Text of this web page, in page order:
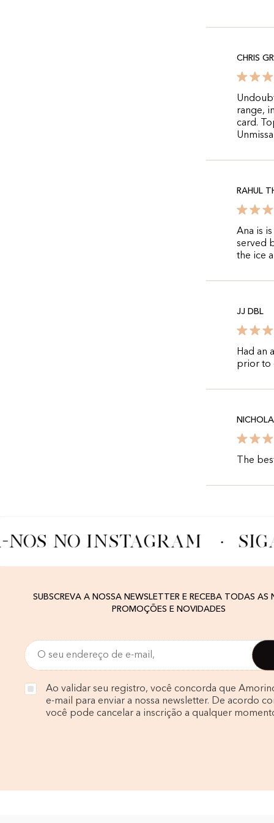
CHRIS
range,
card.
RAHUL
Ana is
served
the ice
JJ DBL
Had an
prior to
The
NO INSTAGRAM
SUBSCREVA A NOSSA NEWSLETTER E RECEBA TODAS AS
PROMOÇÕES E NOVIDADES
Ao validar seu registro, você concorda que
e-mail para enviar a nossa newsletter. De acordo
você pode cancelar a inscrição a qualquer